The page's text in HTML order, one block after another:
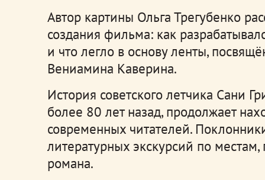
Автор картины Ольга Трегубенко
создания фильма: как
и что легло в основу ленты,
Вениамина Каверина.
История советского летчика Сани
более 80 лет назад, продолжает
современных читателей.
литературных экскурсий по местам,
романа.